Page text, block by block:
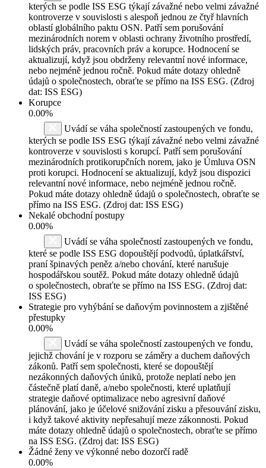
kterých se podle ISS ESG týkají závažné nebo velmi závažné
kontroverze v souvislosti s alespoň jednou ze čtyř hlavních
oblastí globálního paktu OSN. Patří sem porušování
mezinárodních norem v oblasti ochrany životního prostředí,
lidských práv, pracovních práv a korupce. Hodnocení se
aktualizují, když jsou obdrženy relevantní nové informace,
nebo nejméně jednou ročně. Pokud máte dotazy ohledně
údajů o společnostech, obraťte se přímo na ISS ESG. (Zdroj
dat: ISS ESG)
Korupce
0.00%
Uvádí se váha společností zastoupených ve fondu,
kterých se podle ISS ESG týkají závažné nebo velmi závažné
kontroverze v souvislosti s korupcí. Patří sem porušování
mezinárodních protikorupčních norem, jako je Úmluva OSN
proti korupci. Hodnocení se aktualizují, když jsou dispozici
relevantní nové informace, nebo nejméně jednou ročně.
Pokud máte dotazy ohledně údajů o společnostech, obraťte se
přímo na ISS ESG. (Zdroj dat: ISS ESG)
Nekalé obchodní postupy
0.00%
Uvádí se váha společností zastoupených ve fondu,
které se podle ISS ESG dopouštějí podvodů, úplatkářství,
praní špinavých peněz a/nebo chování, které narušuje
hospodářskou soutěž. Pokud máte dotazy ohledně údajů
o společnostech, obraťte se přímo na ISS ESG. (Zdroj dat:
ISS ESG)
Strategie pro vyhýbání se daňovým povinnostem a zjištěné
přestupky
0.00%
Uvádí se váha společností zastoupených ve fondu,
jejichž chování je v rozporu se záměry a duchem daňových
zákonů. Patří sem společnosti, které se dopouštějí
nezákonných daňových úniků, protože neplatí nebo jen
částečně platí daně, a/nebo společnosti, které uplatňují
strategie daňové optimalizace nebo agresivní daňové
plánování, jako je účelové snižování zisku a přesouvání zisku,
i když takové aktivity nepřesahují meze zákonnosti. Pokud
máte dotazy ohledně údajů o společnostech, obraťte se přímo
na ISS ESG. (Zdroj dat: ISS ESG)
Žádné ženy ve výkonné nebo dozorčí radě
0.00%